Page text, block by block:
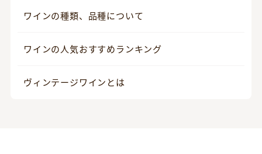
ワインの種類、品種について
ワインの人気おすすめランキング
ヴィンテージワインとは